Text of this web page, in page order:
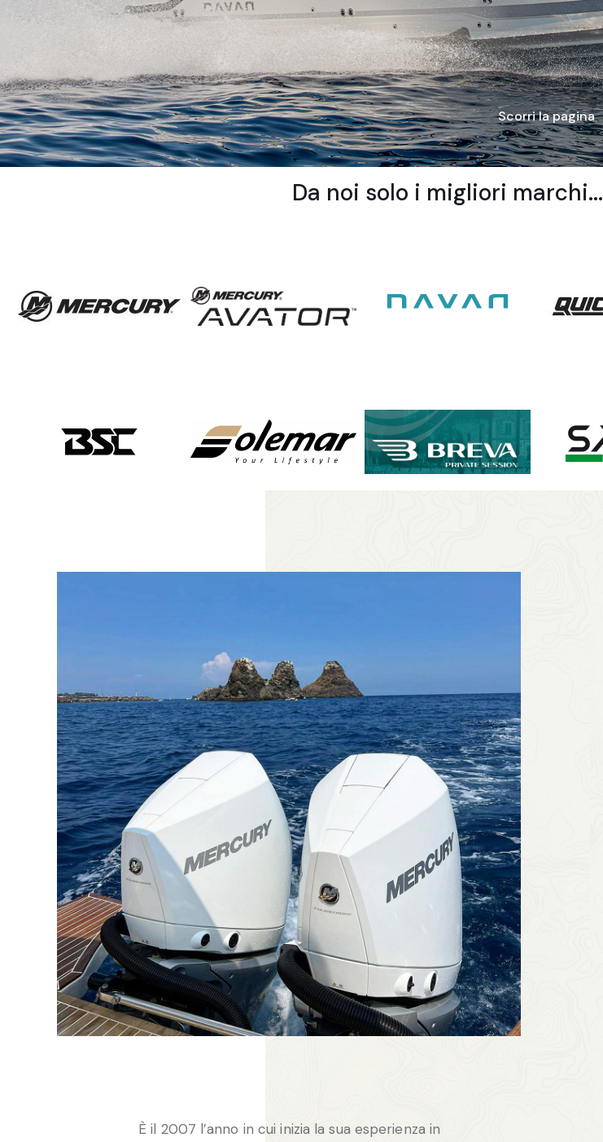
Scorri la pagina
Da noi solo i migliori marchi...
È il 2007 l’anno in cui inizia la sua esperienza in